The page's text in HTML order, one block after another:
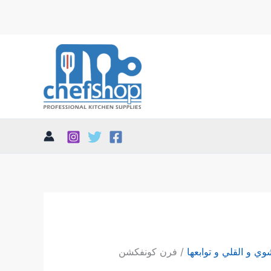
و القلي و توابعها / فرن كونفكشن